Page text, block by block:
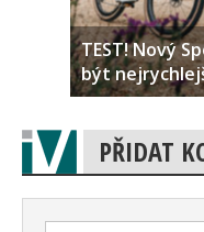
TEST! Nový
být
PŘIDAT